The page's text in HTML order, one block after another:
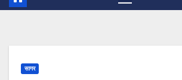
सागर